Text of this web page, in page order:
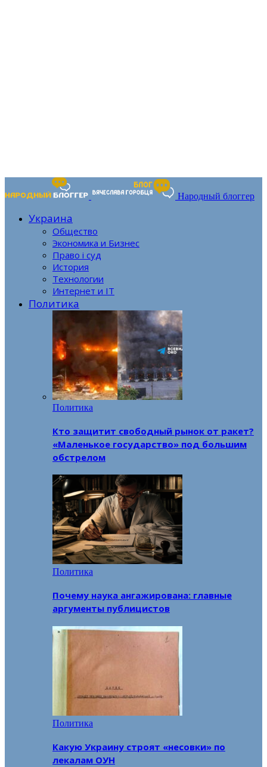
Народный блоггер
Украина
Общество
Экономика и Бизнес
Право і суд
История
Технологии
Интернет и IT
Политика
Политика
Кто защитит свободный рынок от ракет?
«Маленькое государство» под большим
обстрелом
Политика
Почему наука ангажирована: главные
аргументы публицистов
Политика
Какую Украину строят «несовки» по
лекалам ОУН